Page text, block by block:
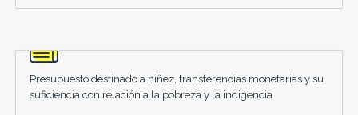
Presupuesto destinado a niñez, transferencias monetarias y su
suficiencia con relación a la pobreza y la indigencia